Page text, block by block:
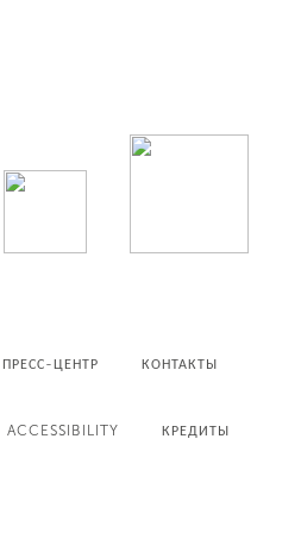
ПРЕСС-ЦЕНТР КОНТАКТЫ
ACCESSIBILITY КРЕДИТЫ